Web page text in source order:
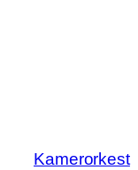
Kamerorkest